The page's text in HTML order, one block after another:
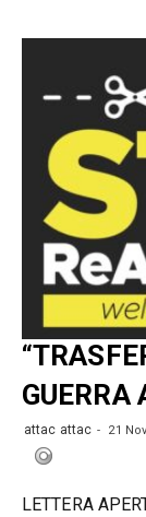
GUERRA
attac attac 21
LETTERA